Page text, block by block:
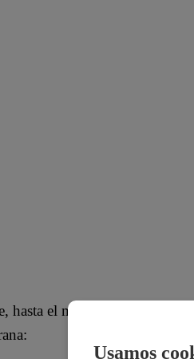
hasta el momento, han
Usamos